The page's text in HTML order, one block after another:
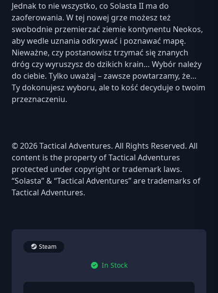
Jednak to nie wszystko, co Solasta II ma do
zaoferowania. W tej nowej grze możesz też
swobodnie przemierzać ziemie kontynentu Neokos,
aby wedle uznania odkrywać i poznawać mapę.
Nieważne, czy postanowisz trzymać się znanych
dróg czy wyruszysz do dzikich krain… Wybór należy
do ciebie. Tylko uważaj – zawsze powtarzamy, że…
Ty dokonujesz wyboru, ale to kość decyduje o twoim
przeznaczeniu.
© 2026 Tactical Adventures. All Rights Reserved. All
content is the property of Tactical Adventures
protected under copyright or trademark laws.
“Solasta” & “Tactical Adventures” are trademarks of
Tactical Adventures.
Steam
In Stock